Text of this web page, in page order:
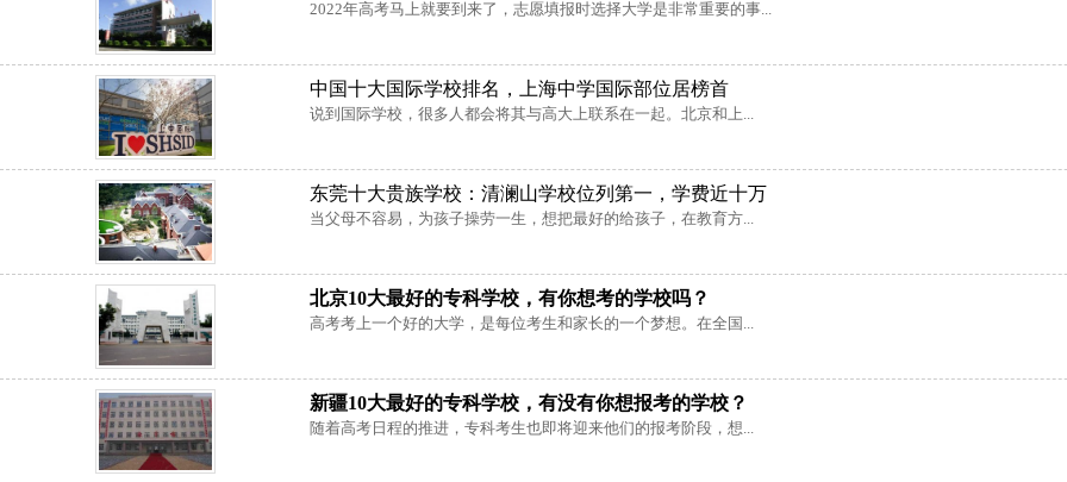
2022年高考马上就要到来了，志愿填报时选择大学是非常重要的事...
中国十大国际学校排名，上海中学国际部位居榜首
说到国际学校，很多人都会将其与高大上联系在一起。北京和上...
东莞十大贵族学校：清澜山学校位列第一，学费近十万
当父母不容易，为孩子操劳一生，想把最好的给孩子，在教育方...
北京10大最好的专科学校，有你想考的学校吗？
高考考上一个好的大学，是每位考生和家长的一个梦想。在全国...
新疆10大最好的专科学校，有没有你想报考的学校？
随着高考日程的推进，专科考生也即将迎来他们的报考阶段，想...